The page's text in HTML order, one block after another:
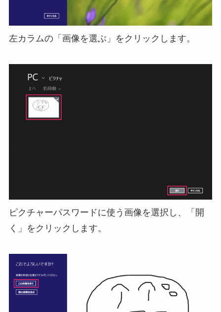
左カラムの「画像を選ぶ」をクリックします。
ピクチャーパスワードに使う画像を選択し、「開
く」をクリックします。